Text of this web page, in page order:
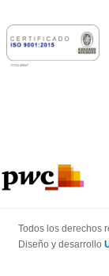
Todos los derechos
Diseño y desarrollo